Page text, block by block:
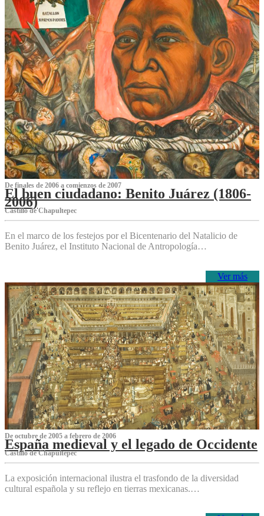
De finales de 2006 a comienzos de 2007
El buen ciudadano: Benito Juárez (1806-
2006)
Castillo de Chapultepec
En el marco de los festejos por el Bicentenario del Natalicio de
Benito Juárez, el Instituto Nacional de Antropología…
Ver más
De octubre de 2005 a febrero de 2006
España medieval y el legado de Occidente
Castillo de Chapultepec
La exposición internacional ilustra el trasfondo de la diversidad
cultural española y su reflejo en tierras mexicanas.…